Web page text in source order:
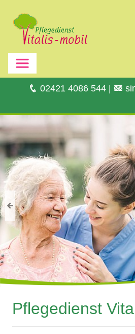
02421 4086 544 |
Previous
Pflegedienst